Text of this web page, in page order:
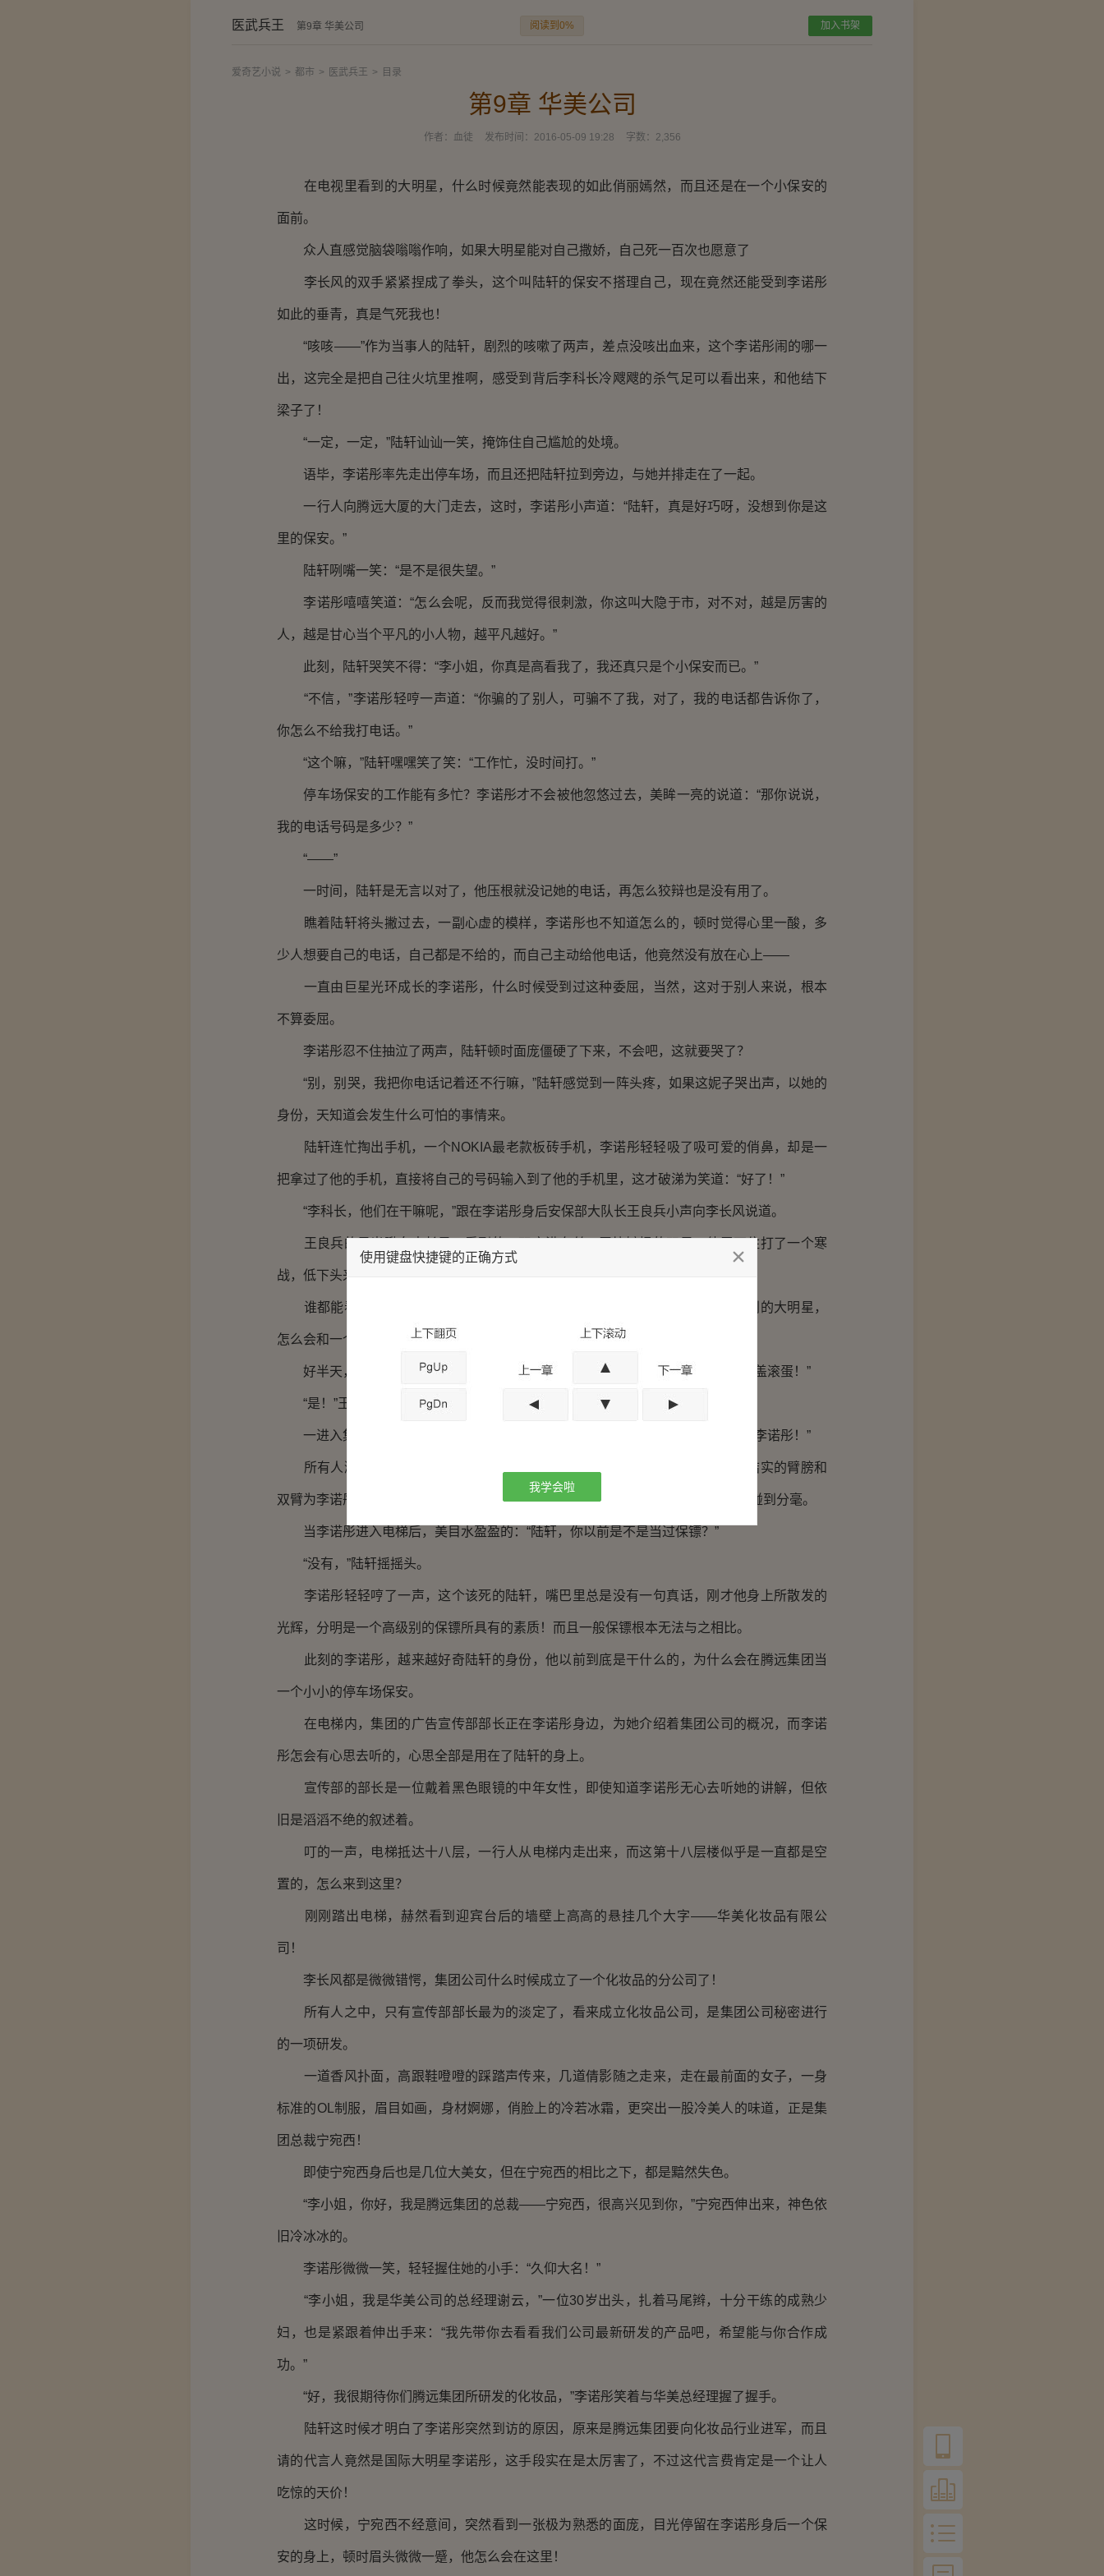
医武兵王 第9章 华美公司 阅读到0% 加入书架
爱奇艺小说 > 都市 > 医武兵王 > 目录
第9章 华美公司
作者： 血徒 发布时间： 2016-05-09 19:28 字数： 2,356
在电视里看到的大明星，什么时候竟然能表现的如此俏丽嫣然，而且还是在一个小保安的
面前。
众人直感觉脑袋嗡嗡作响，如果大明星能对自己撒娇，自己死一百次也愿意了
李长风的双手紧紧捏成了拳头，这个叫陆轩的保安不搭理自己，现在竟然还能受到李诺彤
如此的垂青，真是气死我也！
“咳咳——”作为当事人的陆轩，剧烈的咳嗽了两声，差点没咳出血来，这个李诺彤闹的哪一
出，这完全是把自己往火坑里推啊，感受到背后李科长冷飕飕的杀气足可以看出来，和他结下
梁子了！
“一定，一定，”陆轩讪讪一笑，掩饰住自己尴尬的处境。
语毕，李诺彤率先走出停车场，而且还把陆轩拉到旁边，与她并排走在了一起。
一行人向腾远大厦的大门走去，这时，李诺彤小声道：“陆轩，真是好巧呀，没想到你是这
里的保安。”
陆轩咧嘴一笑：“是不是很失望。”
李诺彤嘻嘻笑道：“怎么会呢，反而我觉得很刺激，你这叫大隐于市，对不对，越是厉害的
人，越是甘心当个平凡的小人物，越平凡越好。”
此刻，陆轩哭笑不得：“李小姐，你真是高看我了，我还真只是个小保安而已。”
“不信，”李诺彤轻哼一声道：“你骗的了别人，可骗不了我，对了，我的电话都告诉你了，
你怎么不给我打电话。”
“这个嘛，”陆轩嘿嘿笑了笑：“工作忙，没时间打。”
停车场保安的工作能有多忙？李诺彤才不会被他忽悠过去，美眸一亮的说道：“那你说说，
我的电话号码是多少？”
“——”
一时间，陆轩是无言以对了，他压根就没记她的电话，再怎么狡辩也是没有用了。
瞧着陆轩将头撇过去，一副心虚的模样，李诺彤也不知道怎么的，顿时觉得心里一酸，多
少人想要自己的电话，自己都是不给的，而自己主动给他电话，他竟然没有放在心上——
一直由巨星光环成长的李诺彤，什么时候受到过这种委屈，当然，这对于别人来说，根本
不算委屈。
李诺彤忍不住抽泣了两声，陆轩顿时面庞僵硬了下来，不会吧，这就要哭了？
“别，别哭，我把你电话记着还不行嘛，”陆轩感觉到一阵头疼，如果这妮子哭出声，以她的
身份，天知道会发生什么可怕的事情来。
陆轩连忙掏出手机，一个NOKIA最老款板砖手机，李诺彤轻轻吸了吸可爱的俏鼻，却是一
把拿过了他的手机，直接将自己的号码输入到了他的手机里，这才破涕为笑道：“好了！”
“李科长，他们在干嘛呢，”跟在李诺彤身后安保部大队长王良兵小声向李长风说道。
王良兵的目光瞅向李长风，看到的一双充满血丝，无比嫉恨的双目，他忍不住打了一个寒
战，低下头来，不敢做声。
谁都能看出来，李诺彤和陆轩这是在互唤电话号码呢，倒真是奇了，女神级别的大明星，
怎么会和一个小保安相谈甚欢！
好半天，李长风这才憋出几个字来：“等李小姐一走，立刻让这个叫陆轩的卷铺盖滚蛋！”
“是！”王良兵连连点头，深怕李科长让自己也一起滚蛋了。
一进入集团大厦内，所有人集团的员工纷纷惊呼出声：“李诺彤，竟然是大明星李诺彤！”
所有人激动的蜂拥出来，差点没乱作一团，而陆轩将李诺彤护在身后，用着结实的臂膀和
双臂为李诺彤开路，动作行云流水，突出一位职业保镖的气质，没有让李诺彤被人碰到分毫。
当李诺彤进入电梯后，美目水盈盈的：“陆轩，你以前是不是当过保镖？”
“没有，”陆轩摇摇头。
李诺彤轻轻哼了一声，这个该死的陆轩，嘴巴里总是没有一句真话，刚才他身上所散发的
光辉，分明是一个高级别的保镖所具有的素质！而且一般保镖根本无法与之相比。
此刻的李诺彤，越来越好奇陆轩的身份，他以前到底是干什么的，为什么会在腾远集团当
一个小小的停车场保安。
在电梯内，集团的广告宣传部部长正在李诺彤身边，为她介绍着集团公司的概况，而李诺
彤怎会有心思去听的，心思全部是用在了陆轩的身上。
宣传部的部长是一位戴着黑色眼镜的中年女性，即使知道李诺彤无心去听她的讲解，但依
旧是滔滔不绝的叙述着。
叮的一声，电梯抵达十八层，一行人从电梯内走出来，而这第十八层楼似乎是一直都是空
置的，怎么来到这里？
刚刚踏出电梯，赫然看到迎宾台后的墙壁上高高的悬挂几个大字——华美化妆品有限公
司！
李长风都是微微错愕，集团公司什么时候成立了一个化妆品的分公司了！
所有人之中，只有宣传部部长最为的淡定了，看来成立化妆品公司，是集团公司秘密进行
的一项研发。
一道香风扑面，高跟鞋噔噔的踩踏声传来，几道倩影随之走来，走在最前面的女子，一身
标准的OL制服，眉目如画，身材婀娜，俏脸上的冷若冰霜，更突出一股冷美人的味道，正是集
团总裁宁宛西！
即使宁宛西身后也是几位大美女，但在宁宛西的相比之下，都是黯然失色。
“李小姐，你好，我是腾远集团的总裁——宁宛西，很高兴见到你，”宁宛西伸出来，神色依
旧冷冰冰的。
李诺彤微微一笑，轻轻握住她的小手：“久仰大名！”
“李小姐，我是华美公司的总经理谢云，”一位30岁出头，扎着马尾辫，十分干练的成熟少
妇，也是紧跟着伸出手来：“我先带你去看看我们公司最新研发的产品吧，希望能与你合作成
功。”
“好，我很期待你们腾远集团所研发的化妆品，”李诺彤笑着与华美总经理握了握手。
陆轩这时候才明白了李诺彤突然到访的原因，原来是腾远集团要向化妆品行业进军，而且
请的代言人竟然是国际大明星李诺彤，这手段实在是太厉害了，不过这代言费肯定是一个让人
吃惊的天价！
这时候，宁宛西不经意间，突然看到一张极为熟悉的面庞，目光停留在李诺彤身后一个保
安的身上，顿时眉头微微一蹙，他怎么会在这里！
使用键盘快捷键的正确方式
我学会啦